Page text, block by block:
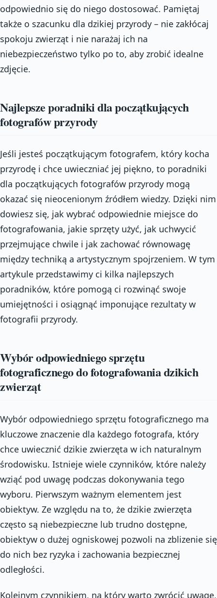
odpowiednio się do niego dostosować. Pamiętaj
także o szacunku dla dzikiej przyrody – nie zakłócaj
spokoju zwierząt i nie narażaj ich na
niebezpieczeństwo tylko po to, aby zrobić idealne
zdjęcie.
Najlepsze poradniki dla początkujących
fotografów przyrody
Jeśli jesteś początkującym fotografem, który kocha
przyrodę i chce uwieczniać jej piękno, to poradniki
dla początkujących fotografów przyrody mogą
okazać się nieocenionym źródłem wiedzy. Dzięki nim
dowiesz się, jak wybrać odpowiednie miejsce do
fotografowania, jakie sprzęty użyć, jak uchwycić
przejmujące chwile i jak zachować równowagę
między techniką a artystycznym spojrzeniem. W tym
artykule przedstawimy ci kilka najlepszych
poradników, które pomogą ci rozwinąć swoje
umiejętności i osiągnąć imponujące rezultaty w
fotografii przyrody.
Wybór odpowiedniego sprzętu
fotograficznego do fotografowania dzikich
zwierząt
Wybór odpowiedniego sprzętu fotograficznego ma
kluczowe znaczenie dla każdego fotografa, który
chce uwiecznić dzikie zwierzęta w ich naturalnym
środowisku. Istnieje wiele czynników, które należy
wziąć pod uwagę podczas dokonywania tego
wyboru. Pierwszym ważnym elementem jest
obiektyw. Ze względu na to, że dzikie zwierzęta
często są niebezpieczne lub trudno dostępne,
obiektyw o dużej ogniskowej pozwoli na zblizenie się
do nich bez ryzyka i zachowania bezpiecznej
odległości.
Kolejnym czynnikiem, na który warto zwrócić uwagę,